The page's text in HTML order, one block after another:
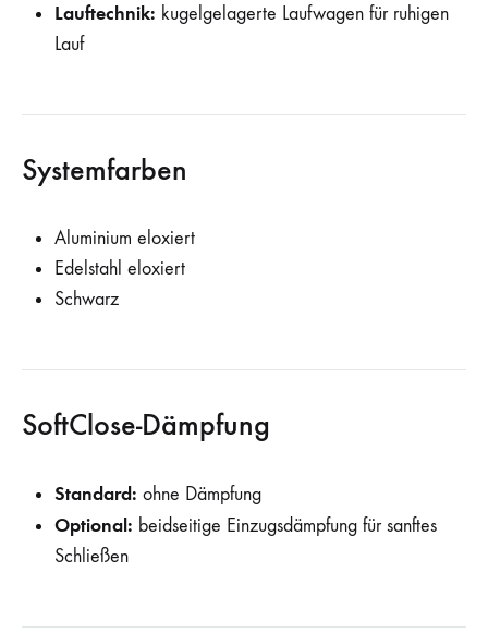
Lauftechnik: kugelgelagerte Laufwagen für ruhigen
Lauf
Systemfarben
Aluminium eloxiert
Edelstahl eloxiert
Schwarz
SoftClose-Dämpfung
Standard: ohne Dämpfung
Optional: beidseitige Einzugsdämpfung für sanftes
Schließen